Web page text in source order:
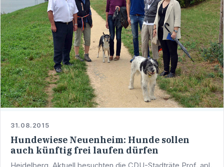
31.08.2015
Hundewiese Neuenheim: Hunde sollen
auch künftig frei laufen dürfen